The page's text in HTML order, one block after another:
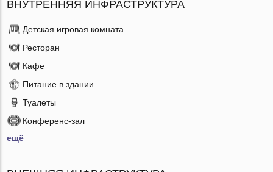
ВНУТРЕННЯЯ ИНФРАСТРУКТУРА
Детская игровая комната
Ресторан
Кафе
Питание в здании
Туалеты
Конференс-зал
ещё